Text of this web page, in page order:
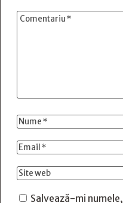
Salvează-mi